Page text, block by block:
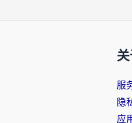
关
服
隐
应